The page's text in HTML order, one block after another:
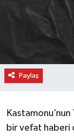
Paylaş
bir vefat haberi
Devrekani
Doğanyurt
Hanönü
İhsangazi
Küre